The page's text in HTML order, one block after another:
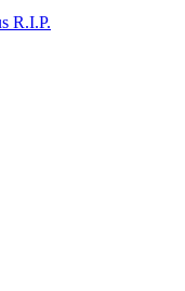
R.I.P.